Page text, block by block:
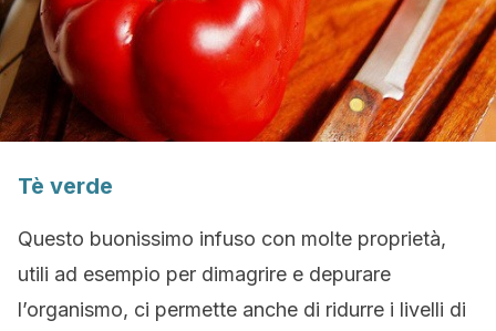
Tè verde
Questo buonissimo infuso con molte proprietà,
utili ad esempio per dimagrire e depurare
l’organismo, ci permette anche di ridurre i livelli di